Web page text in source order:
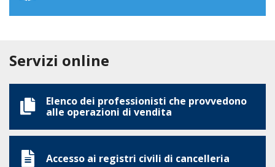
Servizi online
Elenco dei professionisti che provvedono
alle operazioni di vendita
Accesso ai registri civili di cancelleria